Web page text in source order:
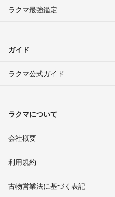
ラクマ最強鑑定
ガイド
ラクマ公式ガイド
ラクマについて
会社概要
利用規約
古物営業法に基づく表記